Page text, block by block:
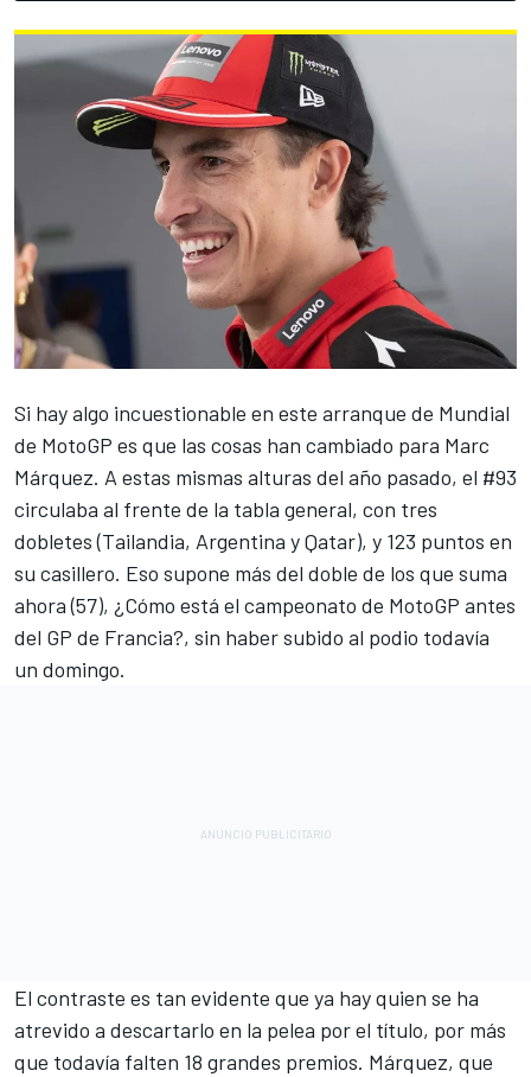
Si hay algo incuestionable en este arranque de Mundial
de MotoGP es que las cosas han cambiado para Marc
Márquez. A estas mismas alturas del año pasado, el #93
circulaba al frente de la tabla general, con tres
dobletes (Tailandia, Argentina y Qatar), y 123 puntos en
su casillero. Eso supone más del doble de los que suma
ahora (57), ¿Cómo está el campeonato de MotoGP antes
del GP de Francia?, sin haber subido al podio todavía
un domingo.
El contraste es tan evidente que ya hay quien se ha
atrevido a descartarlo en la pelea por el título, por más
que todavía falten 18 grandes premios. Márquez, que